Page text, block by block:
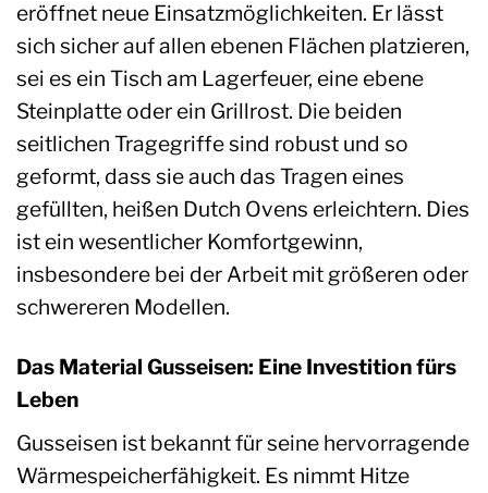
eröffnet neue Einsatzmöglichkeiten. Er lässt
sich sicher auf allen ebenen Flächen platzieren,
sei es ein Tisch am Lagerfeuer, eine ebene
Steinplatte oder ein Grillrost. Die beiden
seitlichen Tragegriffe sind robust und so
geformt, dass sie auch das Tragen eines
gefüllten, heißen Dutch Ovens erleichtern. Dies
ist ein wesentlicher Komfortgewinn,
insbesondere bei der Arbeit mit größeren oder
schwereren Modellen.
Das Material Gusseisen: Eine Investition fürs
Leben
Gusseisen ist bekannt für seine hervorragende
Wärmespeicherfähigkeit. Es nimmt Hitze